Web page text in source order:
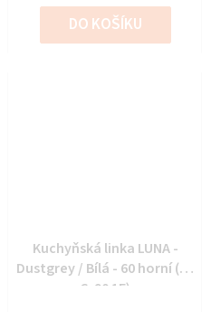
DO KOŠÍKU
Kuchyňská linka LUNA -
Dustgrey / Bílá - 60 horní (60
G-90 1F)